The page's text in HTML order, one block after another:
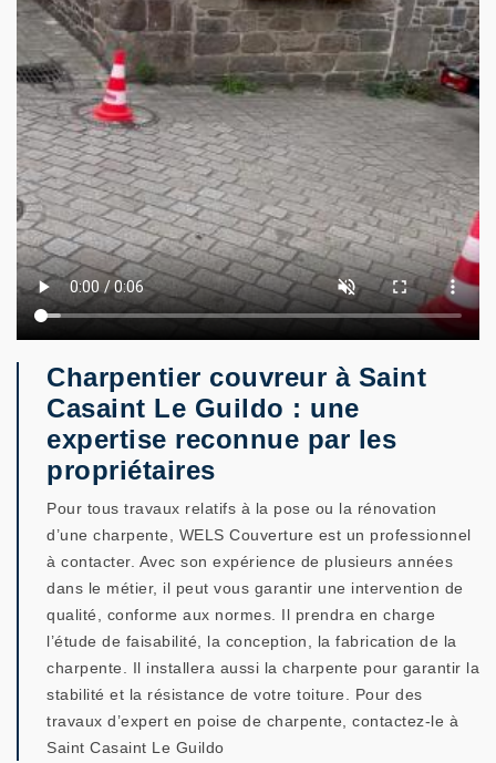
Charpentier couvreur à Saint
Casaint Le Guildo : une
expertise reconnue par les
propriétaires
Pour tous travaux relatifs à la pose ou la rénovation
d’une charpente, WELS Couverture est un professionnel
à contacter. Avec son expérience de plusieurs années
dans le métier, il peut vous garantir une intervention de
qualité, conforme aux normes. Il prendra en charge
l’étude de faisabilité, la conception, la fabrication de la
charpente. Il installera aussi la charpente pour garantir la
stabilité et la résistance de votre toiture. Pour des
travaux d’expert en poise de charpente, contactez-le à
Saint Casaint Le Guildo